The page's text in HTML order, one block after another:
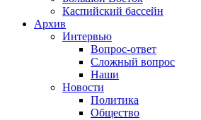
Каспийский бассейн
Архив
Интервью
Вопрос-ответ
Сложный вопрос
Наши
Новости
Политика
Общество